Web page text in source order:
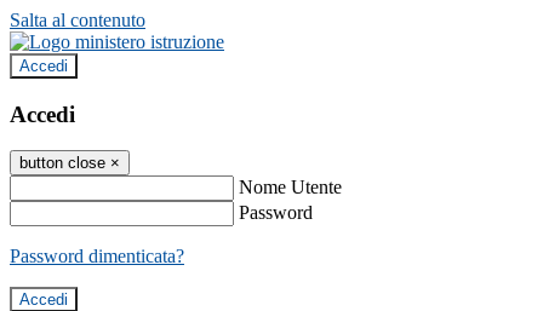
Salta al contenuto
Accedi
Accedi
button close ×
Nome Utente
Password
Password dimenticata?